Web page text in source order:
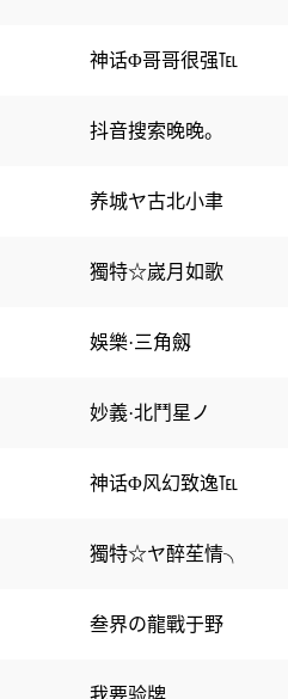
神话Φ哥哥很强℡
抖音搜索晚晚。
养城ヤ古北小聿
獨特☆嵗月如歌
娛樂·三角劔
妙義·北鬥星ノ
神话Φ风幻致逸℡
獨特☆ヤ醉苼情╮
叁界の龍戰于野
我要验牌